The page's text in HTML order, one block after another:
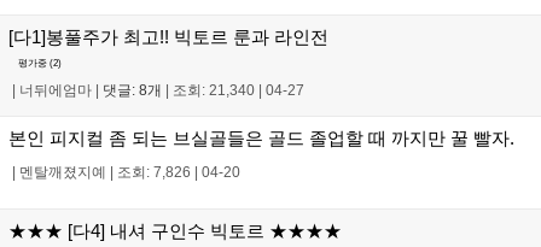
[다1]봉풀주가 최고!! 빅토르 룬과 라인전
평가중 (2)
| 너뒤에엄마 | 댓글: 8개 | 조회: 21,340 | 04-27
본인 피지컬 좀 되는 브실골들은 골드 졸업할 때 까지만 꿀 빨자.
| 멘탈깨졌지예 | 조회: 7,826 | 04-20
★★★ [다4] 내셔 구인수 빅토르 ★★★★